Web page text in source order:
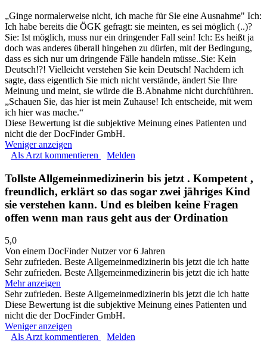
„Ginge normalerweise nicht, ich mache für Sie eine Ausnahme" Ich:
Ich habe bereits die ÖGK gefragt: sie meinten, es sei möglich (..)?
Sie: Ist möglich, muss nur ein dringender Fall sein! Ich: Es heißt ja
doch was anderes überall hingehen zu dürfen, mit der Bedingung,
dass es sich nur um dringende Fälle handeln müsse..Sie: Kein
Deutsch!?! Vielleicht verstehen Sie kein Deutsch! Nachdem ich
sagte, dass eigentlich Sie mich nicht verstände, ändert Sie Ihre
Meinung und meint, sie würde die B.Abnahme nicht durchführen.
„Schauen Sie, das hier ist mein Zuhause! Ich entscheide, mit wem
ich hier was mache.“
Diese Bewertung ist die subjektive Meinung eines Patienten und
nicht die der DocFinder GmbH.
Weniger anzeigen
Als Arzt kommentieren
Melden
Tollste Allgemeinmedizinerin bis jetzt . Kompetent ,
freundlich, erklärt so das sogar zwei jähriges Kind
sie verstehen kann. Und es bleiben keine Fragen
offen wenn man raus geht aus der Ordination
5,0
Von einem DocFinder Nutzervor 6 Jahren
Sehr zufrieden. Beste Allgemeinmedizinerin bis jetzt die ich hatte
Sehr zufrieden. Beste Allgemeinmedizinerin bis jetzt die ich hatte
Mehr anzeigen
Sehr zufrieden. Beste Allgemeinmedizinerin bis jetzt die ich hatte
Diese Bewertung ist die subjektive Meinung eines Patienten und
nicht die der DocFinder GmbH.
Weniger anzeigen
Als Arzt kommentieren
Melden